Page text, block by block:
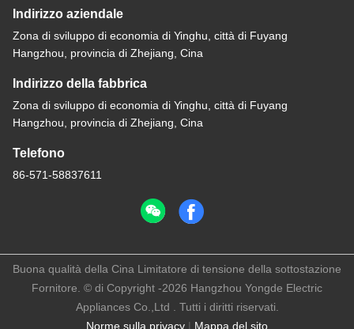
Indirizzo aziendale
Zona di sviluppo di economia di Yinghu, città di Fuyang
Hangzhou, provincia di Zhejiang, Cina
Indirizzo della fabbrica
Zona di sviluppo di economia di Yinghu, città di Fuyang
Hangzhou, provincia di Zhejiang, Cina
Telefono
86-571-58837611
Norme sulla privacy | Mappa del sito
Buona qualità della Cina Limitatore di tensione della sottostazione
Fornitore. © di Copyright -2026 Hangzhou Yongde Electric
Appliances Co.,Ltd . Tutti i diritti riservati.